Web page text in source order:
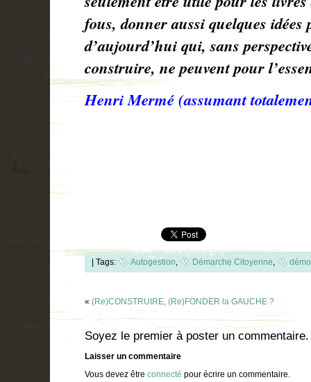
fous, donner aussi quelques idées
d’aujourd’hui qui, sans
construire, ne peuvent pour
Henri Mermé(assumant
| Tags: Autogestion Démarche Citoyenne
« (Re)CONSTRUIRE, (Re)FONDER la GAUCHE ?
Soyez le premier à poster un commentaire.
Laisser un commentaire
Vous devez être connecté pour écrire un commentaire.